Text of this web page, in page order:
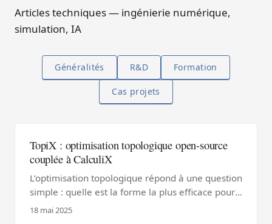
Articles techniques — ingénierie numérique,
simulation, IA
Généralités R&D Formation
Cas projets
TopiX : optimisation topologique open-source
couplée à CalculiX
L’optimisation topologique répond à une question
simple : quelle est la forme la plus efficace pour
reprendre un effort donné avec le moins de
18 mai 2025